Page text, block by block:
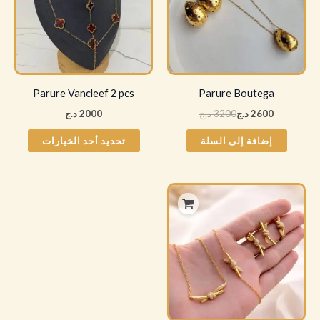
Parure Boutega
3200د.ج 2600د.ج
إضافة إلى السلة
Parure Vancleef 2 pcs
2000د.ج
تحديد أحد الخيارات